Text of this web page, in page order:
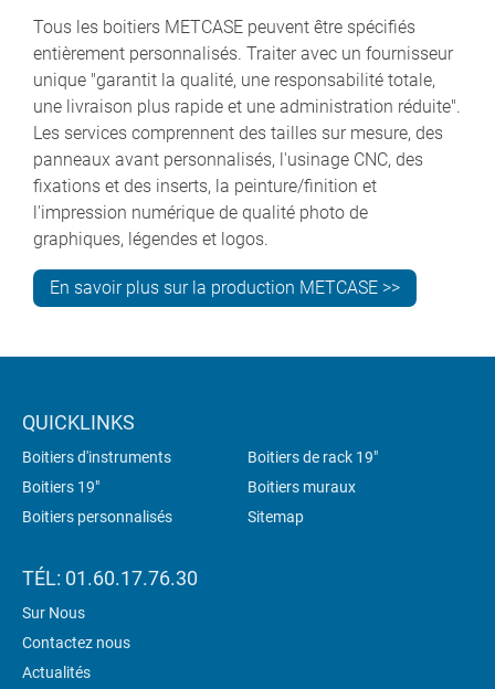
Tous les boitiers METCASE peuvent être spécifiés
entièrement personnalisés. Traiter avec un fournisseur
unique "garantit la qualité, une responsabilité totale,
une livraison plus rapide et une administration réduite".
Les services comprennent des tailles sur mesure, des
panneaux avant personnalisés, l'usinage CNC, des
fixations et des inserts, la peinture/finition et
l'impression numérique de qualité photo de
graphiques, légendes et logos.
En savoir plus sur la production METCASE >>
QUICKLINKS
Boitiers d'instruments
Boitiers de rack 19"
Boitiers 19"
Boitiers muraux
Boitiers personnalisés
Sitemap
TÉL: 01.60.17.76.30
Sur Nous
Contactez nous
Actualités